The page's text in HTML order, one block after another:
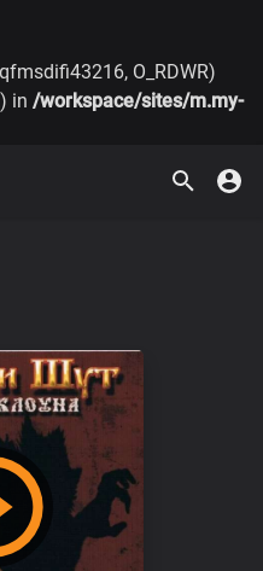
O_RDWR)
in /workspace/sites/m.my-